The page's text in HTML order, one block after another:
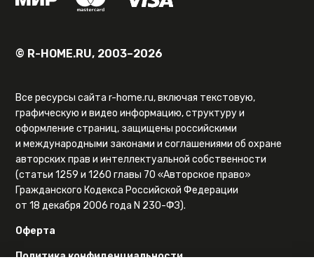
© R-HOME.RU, 2003–2026
Все ресурсы сайта r-home.ru, включая текстовую,
графическую и видео информацию, структуру и
оформление страниц, защищены российскими
и международными законами и соглашениями об охране
авторских прав и интеллектуальной собственности
(статьи 1259 и 1260 главы 70 «Авторское право»
Гражданского Кодекса Российской Федерации
от 18 декабря 2006 года N 230-ФЗ).
Оферта
Политика конфиденциальности